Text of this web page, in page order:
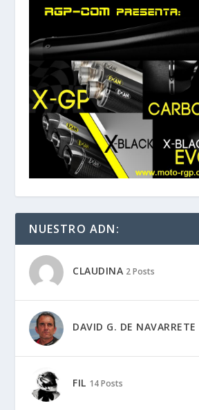
NUESTRO ADN:
CLAUDINA 2 Posts
DAVID G. DE NAVARRETE
FIL 14 Posts